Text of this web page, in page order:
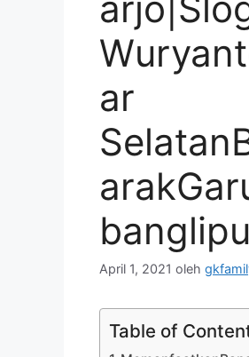
ar
April 1, 2021 oleh
Table of